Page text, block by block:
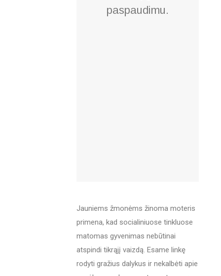
paspaudimu.
Jauniems žmonėms žinoma moteris
primena, kad socialiniuose tinkluose
matomas gyvenimas nebūtinai
atspindi tikrąjį vaizdą. Esame linkę
rodyti gražius dalykus ir nekalbėti apie